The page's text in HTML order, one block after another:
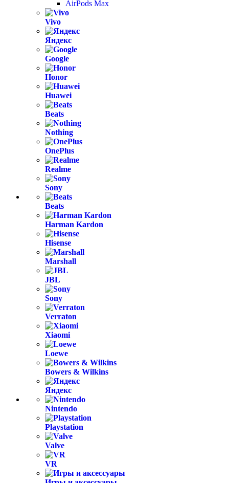
AirPods Max
Vivo
Яндекс
Google
Honor
Huawei
Beats
Nothing
OnePlus
Realme
Sony
Beats
Harman Kardon
Hisense
Marshall
JBL
Sony
Verraton
Xiaomi
Loewe
Bowers & Wilkins
Яндекс
Nintendo
Playstation
Valve
VR